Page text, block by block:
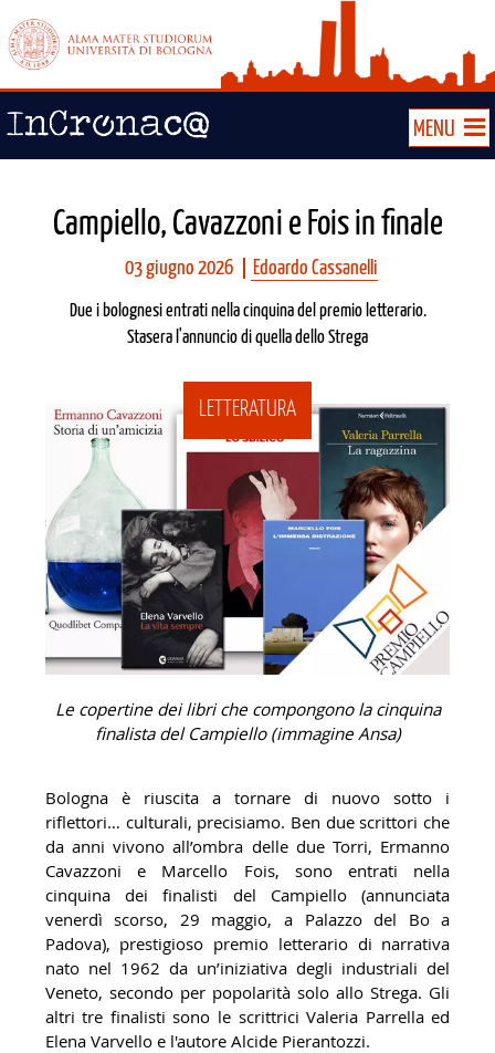
MENU
Campiello, Cavazzoni e Fois in finale
03 giugno 2026 Edoardo Cassanelli
Due i bolognesi entrati nella cinquina del premio letterario.
Stasera l'annuncio di quella dello Strega
LETTERATURA
Le copertine dei libri che compongono la cinquina
finalista del Campiello (immagine Ansa)
Bologna è riuscita a tornare di nuovo sotto i
riflettori… culturali, precisiamo. Ben due scrittori che
da anni vivono all’ombra delle due Torri, Ermanno
Cavazzoni e Marcello Fois, sono entrati nella
cinquina dei finalisti del Campiello (annunciata
venerdì scorso, 29 maggio, a Palazzo del Bo a
Padova), prestigioso premio letterario di narrativa
nato nel 1962 da un’iniziativa degli industriali del
Veneto, secondo per popolarità solo allo Strega. Gli
altri tre finalisti sono le scrittrici Valeria Parrella ed
Elena Varvello e l'autore Alcide Pierantozzi.